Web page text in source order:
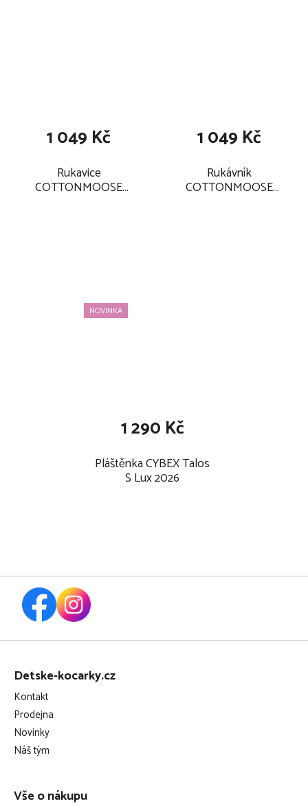
Rukavice
COTTONMOOSE
1 049 Kč
Rukávník
COTTONMOOSE
1 049 Kč
NOVINKA
Pláštěnka CYBEX Talos
S Lux 2026
1 290 Kč
Z
Detske-kocarky.cz
Kontakt
Prodejna
Novinky
Náš tým
Vše o nákupu